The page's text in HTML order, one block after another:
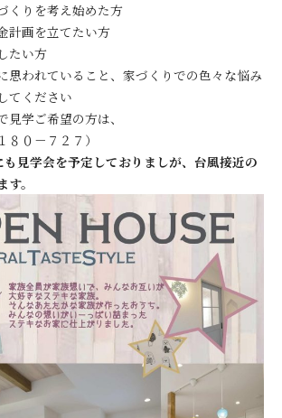
くりを考え始めた方
計画を立てたい方
たい方
思われていること、家づくりでの色々な悩み
てください
見学ご希望の方は、
０－７２７）
も見学会を予定しておりましが、台風接近の
。